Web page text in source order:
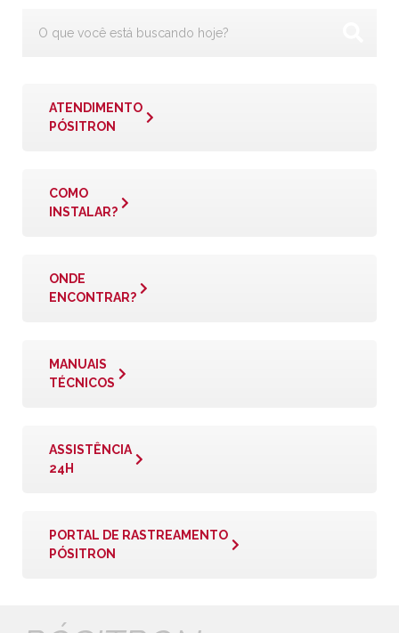
ATENDIMENTO
PÓSITRON
COMO
INSTALAR?
ONDE
ENCONTRAR?
MANUAIS
TÉCNICOS
ASSISTÊNCIA
24H
PORTAL DE RASTREAMENTO
PÓSITRON